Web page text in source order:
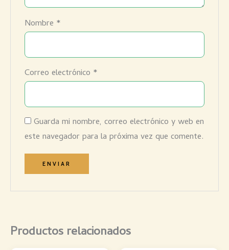
Nombre *
Correo electrónico *
Guarda mi nombre, correo electrónico y web en
este navegador para la próxima vez que comente.
Productos relacionados